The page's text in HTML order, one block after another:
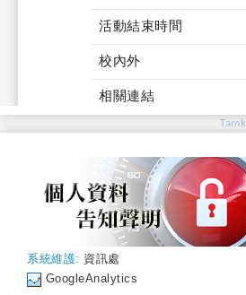
活動結束時間
校內外
相關連結
系統維護: 資訊處
GoogleAnalytics